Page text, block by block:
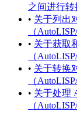
之间进行转
• 关于列出
（
• 关于获取
（
• 关于转换
（
• 关于处理
（